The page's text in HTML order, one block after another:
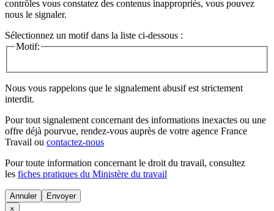
contrôles vous constatez des contenus inappropriés, vous pouvez
nous le signaler.
Sélectionnez un motif dans la liste ci-dessous :
Motif:
Nous vous rappelons que le signalement abusif est strictement
interdit.
Pour tout signalement concernant des informations inexactes ou une
offre déjà pourvue, rendez-vous auprès de votre agence France
Travail ou contactez-nous
Pour toute information concernant le droit du travail, consultez
les fiches pratiques du Ministère du travail
Annuler
×